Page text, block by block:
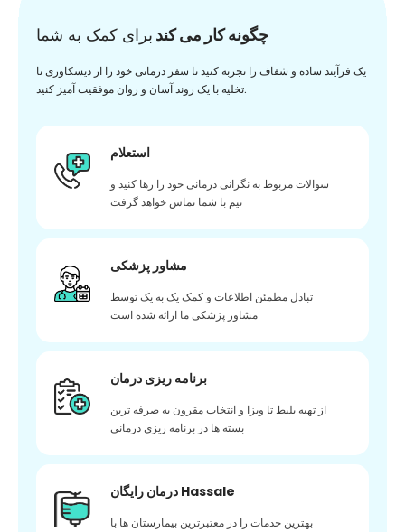
چگونه کار می کند برای کمک به شما
یک فرآیند ساده و شفاف را تجربه کنید تا سفر درمانی خود را از دیسکاوری تا
تخلیه با یک روند آسان و روان موفقیت آمیز کنید.
استعلام
سوالات مربوط به نگرانی درمانی خود را رها کنید و
تیم با شما تماس خواهد گرفت
مشاور پزشکی
تبادل مطمئن اطلاعات و کمک یک به یک توسط
مشاور پزشکی ما ارائه شده است
برنامه ریزی درمان
از تهیه بلیط تا ویزا و انتخاب مقرون به صرفه ترین
بسته ها در برنامه ریزی درمانی
درمان رایگان Hassale
بهترین خدمات را در معتبرترین بیمارستان ها با